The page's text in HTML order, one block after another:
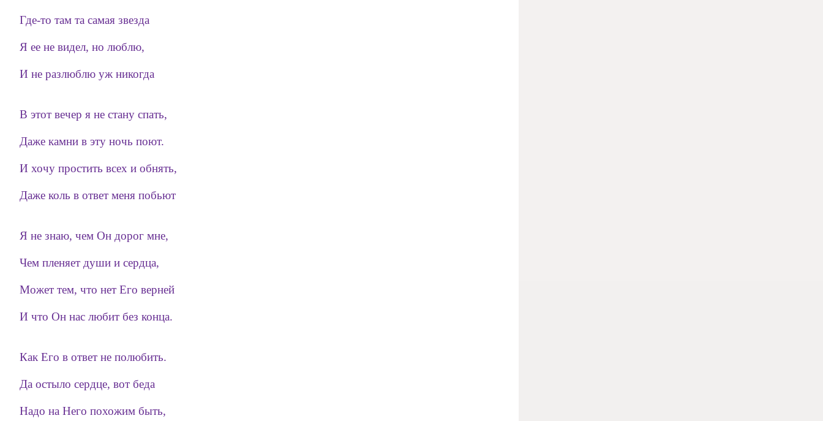
Где-то там та самая звезда
Я ее не видел, но люблю,
И не разлюблю уж никогда
В этот вечер я не стану спать,
Даже камни в эту ночь поют.
И хочу простить всех и обнять,
Даже коль в ответ меня побьют
Я не знаю, чем Он дорог мне,
Чем пленяет души и сердца,
Может тем, что нет Его верней
И что Он нас любит без конца.
Как Его в ответ не полюбить.
Да остыло сердце, вот беда
Надо на Него похожим быть,